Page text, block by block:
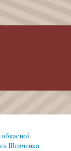
Шевченка